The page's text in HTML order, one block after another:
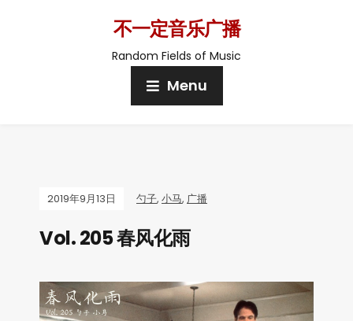
不一定音乐广播
Random Fields of Music
Menu
2019年9月13日 勺子, 小马, 广播
Vol. 205 春风化雨